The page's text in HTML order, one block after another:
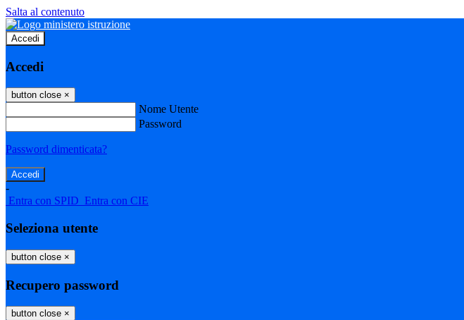
Salta al contenuto
Accedi
Accedi
button close ×
Nome Utente
Password
Password dimenticata?
-
Entra con SPID Entra con CIE
Seleziona utente
button close ×
Recupero password
button close ×